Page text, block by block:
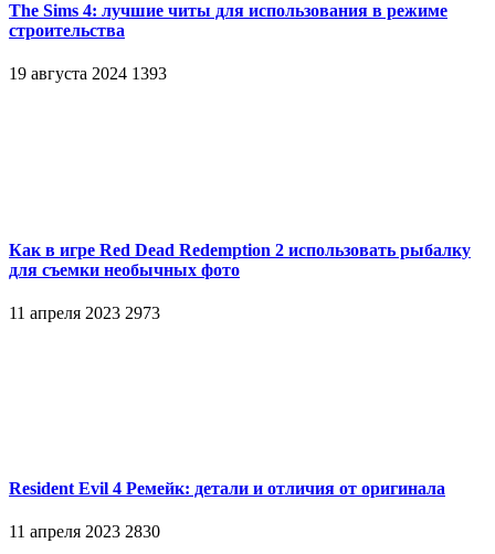
The Sims 4: лучшие читы для использования в режиме
строительства
19 августа 2024 1393
Как в игре Red Dead Redemption 2 использовать рыбалку
для съемки необычных фото
11 апреля 2023 2973
Resident Evil 4 Ремейк: детали и отличия от оригинала
11 апреля 2023 2830